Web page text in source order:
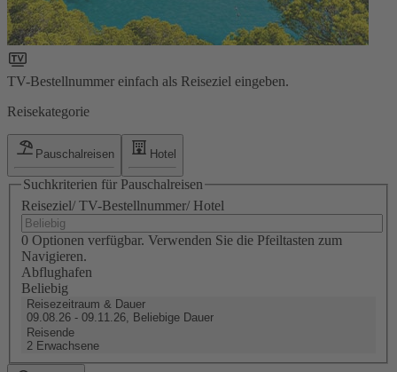
TV-Bestellnummer einfach als Reiseziel eingeben.
Reisekategorie
Pauschalreisen Hotel
Suchkriterien für Pauschalreisen
Reiseziel/ TV-Bestellnummer/ Hotel
0 Optionen verfügbar. Verwenden Sie die Pfeiltasten zum
Navigieren.
Abflughafen
Beliebig
Reisezeitraum & Dauer
09.08.26 - 09.11.26, Beliebige Dauer
Reisende
2 Erwachsene